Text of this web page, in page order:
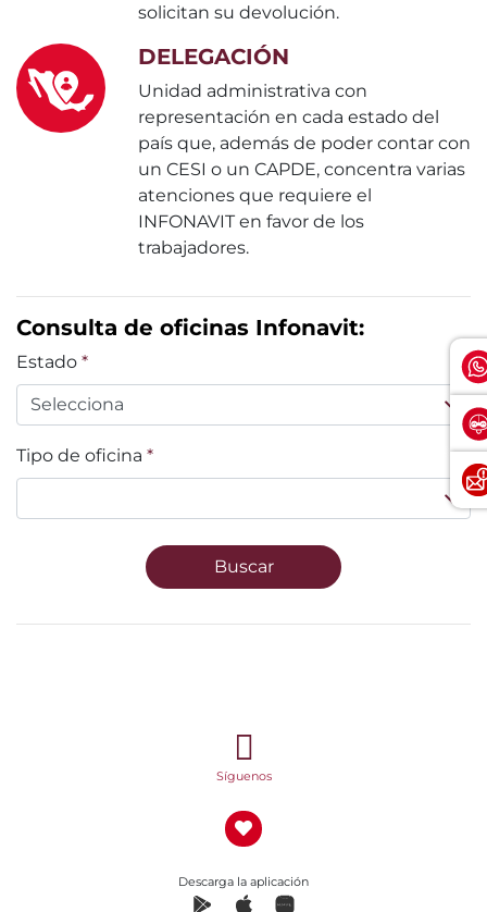
solicitan su devolución.
DELEGACIÓN
Unidad administrativa con
representación en cada estado del
país que, además de poder contar con
un CESI o un CAPDE, concentra varias
atenciones que requiere el
INFONAVIT en favor de los
trabajadores.
Consulta de oficinas Infonavit:
Estado *
Tipo de oficina *
Buscar
Síguenos
Descarga la aplicación